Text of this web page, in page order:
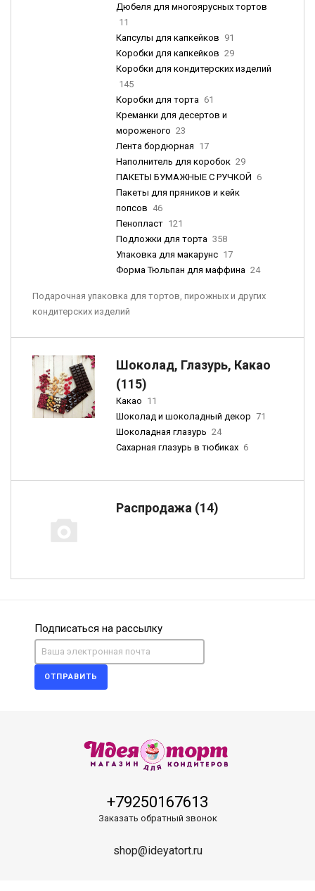
Дюбеля для многоярусных тортов
11
Капсулы для капкейков 91
Коробки для капкейков 29
Коробки для кондитерских изделий
145
Коробки для торта 61
Креманки для десертов и
мороженого 23
Лента бордюрная 17
Наполнитель для коробок 29
ПАКЕТЫ БУМАЖНЫЕ С РУЧКОЙ 6
Пакеты для пряников и кейк
попсов 46
Пенопласт 121
Подложки для торта 358
Упаковка для макарунс 17
Форма Тюльпан для маффина 24
Подарочная упаковка для тортов, пирожных и других
кондитерских изделий
Шоколад, Глазурь, Какао
(115)
Какао 11
Шоколад и шоколадный декор 71
Шоколадная глазурь 24
Сахарная глазурь в тюбиках 6
Распродажа (14)
Подписаться на рассылку
ОТПРАВИТЬ
+79250167613
Заказать обратный звонок
shop@ideyatort.ru